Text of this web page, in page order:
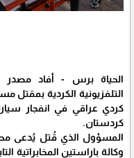
الحياة برس - أفاد مصدر
التلفزيونية الكردية
كردي عراقي في انفجار
كردستان.
المسؤول الذي قُتل يُدعى
وكالة باراستين المخابراتية